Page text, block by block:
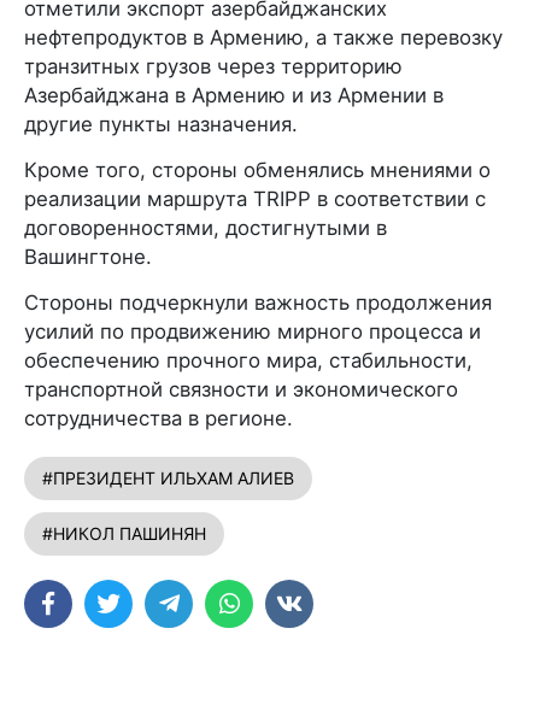
отметили экспорт азербайджанских
нефтепродуктов в Армению, а также перевозку
транзитных грузов через территорию
Азербайджана в Армению и из Армении в
другие пункты назначения.
Кроме того, стороны обменялись мнениями о
реализации маршрута TRIPP в соответствии с
договоренностями, достигнутыми в
Вашингтоне.
Стороны подчеркнули важность продолжения
усилий по продвижению мирного процесса и
обеспечению прочного мира, стабильности,
транспортной связности и экономического
сотрудничества в регионе.
#ПРЕЗИДЕНТ ИЛЬХАМ АЛИЕВ
#НИКОЛ ПАШИНЯН